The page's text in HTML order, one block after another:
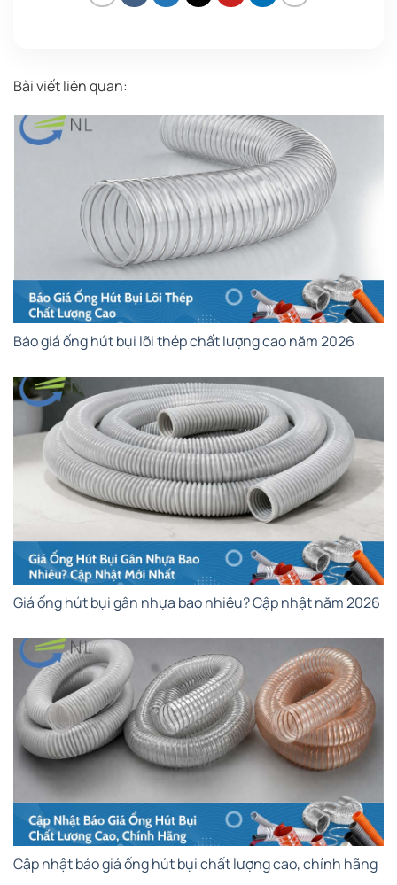
Bài viết liên quan:
Báo giá ống hút bụi lõi thép chất lượng cao năm 2026
Giá ống hút bụi gân nhựa bao nhiêu? Cập nhật năm 2026
Cập nhật báo giá ống hút bụi chất lượng cao, chính hãng